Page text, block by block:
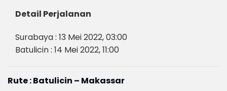
Detail Perjalanan
Surabaya : 13 Mei 2022, 03:00
Batulicin : 14 Mei 2022, 11:00
Rute : Batulicin – Makassar